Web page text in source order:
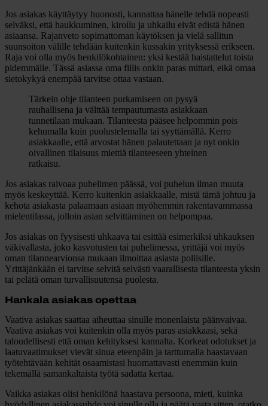
Jos asiakas käyttäytyy huonosti, kannattaa hänelle tehdä nopeasti
selväksi, että haukkuminen, kiroilu ja uhkailu eivät edistä hänen
asiaansa. Rajanveto sopimattoman käytöksen ja vielä sallitun
suunsoiton välille tehdään kuitenkin kussakin yrityksessä erikseen.
Raja voi olla myös henkilökohtainen: yksi kestää haistattelut toista
pidemmälle. Tässä asiassa oma fiilis onkin paras mittari, eikä omaa
sietokykyä enempää tarvitse ottaa vastaan.
Tärkein ohje tilanteen purkamiseen on pysyä
rauhallisena ja välttää tempautumasta asiakkaan
tunnetilaan mukaan. Tilanteesta pääsee helpommin pois
kehumalla kuin puolustelemalla tai syyttämällä. Kerro
asiakkaalle, että arvostat hänen palautettaan ja nyt onkin
oivallinen tilaisuus miettiä tilanteeseen yhteinen
ratkaisu.
Jos asiakas raivoaa puhelimen päässä, voi puhelun ilman muuta
myös keskeyttää. Kerro kuitenkin asiakkaalle, mistä tämä johtuu ja
kehota asiakasta palaamaan asiaan myöhemmin rakentavammassa
mielentilassa, jolloin asian selvittäminen on helpompaa.
Jos asiakas on fyysisesti uhkaava tai esittää esimerkiksi uhkauksen
väkivallasta, joko kasvotusten tai puhelimessa, yrittäjä voi myös
oman tilannearvionsa mukaan ilmoittaa asiasta poliisille.
Yrittäjänkään ei tarvitse selvitä selvästi vaarallisesta tilanteesta yksin
tai pelätä oman turvallisuutensa puolesta.
Hankala asiakas opettaa
Vaativa asiakas saattaa aiheuttaa sinulle monenlaista päänvaivaa.
Vaativa asiakas voi kuitenkin olla myös paras asiakkaasi, sekä
taloudellisesti että oman kehityksesi kannalta. Korkeat odotukset ja
laatuvaatimukset vievät sinua eteenpäin ja tarttumalla haastavaan
työtehtävään kehität osaamistasi huomattavasti enemmän kuin
tekemällä samankaltaista työtä sadatta kertaa.
Vaikka asiakas olisi henkilönä haastava persoona, mieti, kuinka